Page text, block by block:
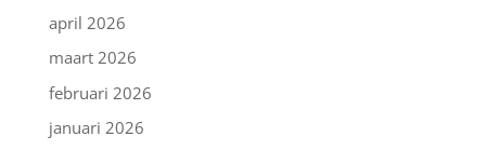
april 2026
maart 2026
februari 2026
januari 2026